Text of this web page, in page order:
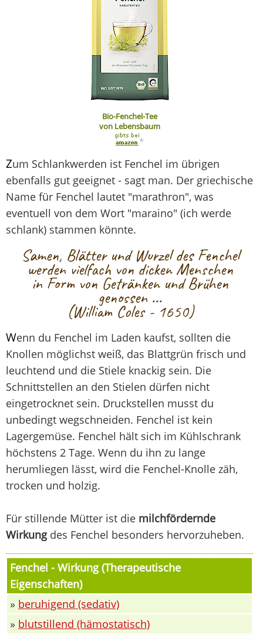
Bio-Fenchel-Tee
von Lebensbaum
*
Zum Schlankwerden ist Fenchel im übrigen
ebenfalls gut geeignet - sagt man. Der griechische
Name für Fenchel lautet "marathron", was
eventuell von dem Wort "maraino" (ich werde
schlank) stammen könnte.
Samen, Blätter und Wurzel des Fenchel
werden vielfach von dicken Menschen
in Form von Getränken und Brühen
genossen ...
(William Coles - 1650)
Wenn du Fenchel im Laden kaufst, sollten die
Knollen möglichst weiß, das Blattgrün frisch und
leuchtend und die Stiele knackig sein. Die
Schnittstellen an den Stielen dürfen nicht
eingetrocknet sein. Druckstellen musst du
unbedingt wegschneiden. Fenchel ist kein
Lagergemüse. Fenchel hält sich im Kühlschrank
höchstens 2 Tage. Wenn du ihn zu lange
herumliegen lässt, wird die Fenchel-Knolle zäh,
trocken und holzig.
Für stillende Mütter ist die milchfördernde
Wirkungdes Fenchel besonders hervorzuheben.
Fenchel - Wirkung (Therapeutische
Eigenschaften)
» beruhigend (sedativ)
» blutstillend (hämostatisch)